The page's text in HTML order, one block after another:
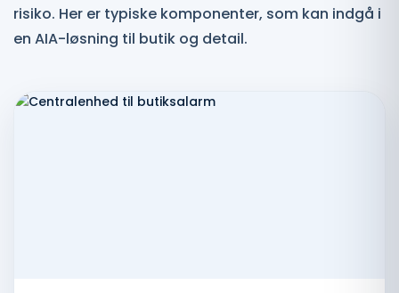
risiko. Her er typiske komponenter, som kan indgå i
en AIA-løsning til butik og detail.